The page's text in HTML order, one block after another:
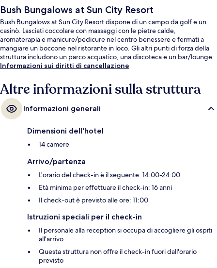
Bush Bungalows at Sun City Resort
Bush Bungalows at Sun City Resort dispone di un campo da golf e un
casinò. Lasciati coccolare con massaggi con le pietre calde,
aromaterapia e manicure/pedicure nel centro benessere e fermati a
mangiare un boccone nel ristorante in loco. Gli altri punti di forza della
struttura includono un parco acquatico, una discoteca e un bar/lounge.
Informazioni sui diritti di cancellazione
Altre informazioni sulla struttura
Informazioni generali
Dimensioni dell'hotel
14 camere
Arrivo/partenza
L'orario del check-in è il seguente: 14:00-24:00
Età minima per effettuare il check-in: 16 anni
Il check-out è previsto alle ore: 11:00
Istruzioni speciali per il check-in
Il personale alla reception si occupa di accogliere gli ospiti
all'arrivo.
Questa struttura non offre il check-in fuori dall'orario
previsto